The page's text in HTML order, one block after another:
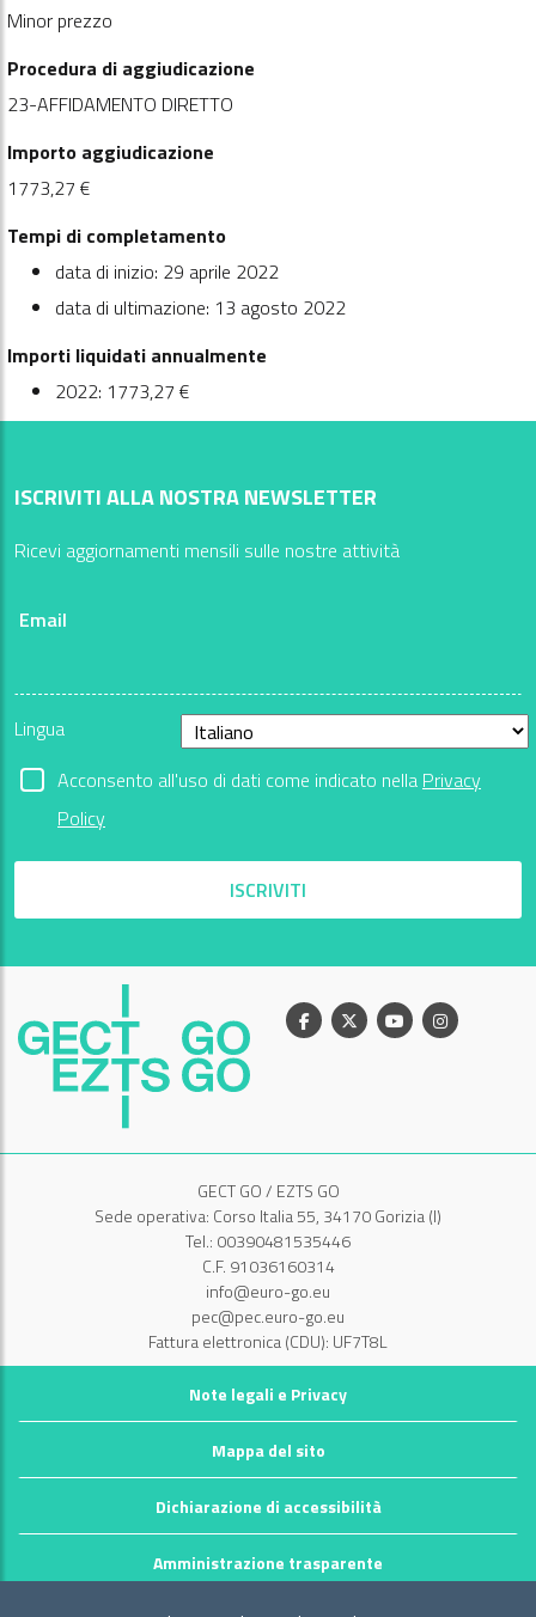
Minor prezzo
Procedura di aggiudicazione
23-AFFIDAMENTO DIRETTO
Importo aggiudicazione
1773,27 €
Tempi di completamento
data di inizio: 29 aprile 2022
data di ultimazione: 13 agosto 2022
Importi liquidati annualmente
2022: 1773,27 €
ISCRIVITI ALLA NOSTRA NEWSLETTER
Ricevi aggiornamenti mensili sulle nostre attività
Email
Lingua
Acconsento all'uso di dati come indicato nella Privacy
Policy
ISCRIVITI
Facebook
X YoutubeInstagram
GECT GO / EZTS GO
Sede operativa: Corso Italia 55, 34170 Gorizia (I)
Tel.: 00390481535446
C.F. 91036160314
info@euro-go.eu
pec@pec.euro-go.eu
Fattura elettronica (CDU): UF7T8L
Note legali e Privacy
Mappa del sito
Dichiarazione di accessibilità
Amministrazione trasparente